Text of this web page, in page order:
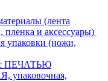
(лента
пленка и аксессуары)
упаковки (ножи,
с ПЕЧАТЬЮ
упаковочная,